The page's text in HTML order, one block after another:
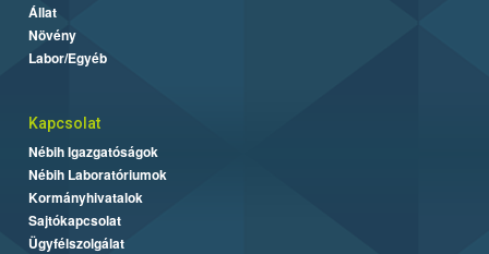
Állat
Növény
Labor/Egyéb
Kapcsolat
Nébih Igazgatóságok
Nébih Laboratóriumok
Kormányhivatalok
Sajtókapcsolat
Ügyfélszolgálat